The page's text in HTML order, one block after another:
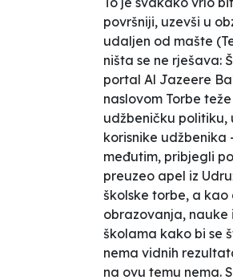
površniji, uzevši u
udaljen od mašte (
ništa se ne rješava:
portal Al Jazeere
naslovom Torbe
udžbeničku politiku,
korisnike udžbenika
međutim, pribjegli
preuzeo apel iz
školske torbe, a kao
obrazovanja, nauke
školama kako bi se
nema vidnih
na ovu temu nema.